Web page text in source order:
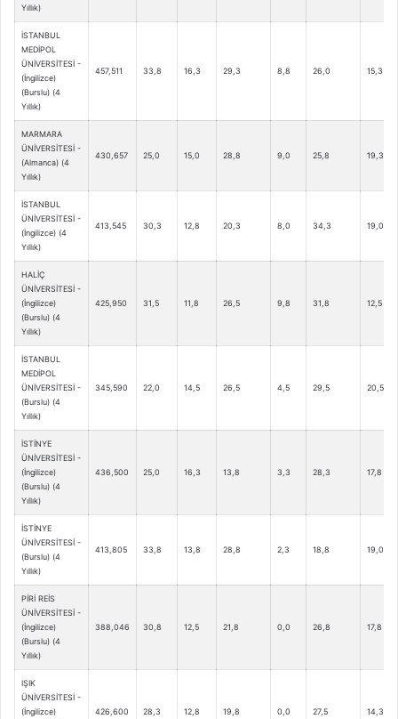
Yıllık)
İSTANBUL
MEDİPOL
ÜNİVERSİTESİ -
(İngilizce)
(Burslu) (4
Yıllık)
457,511 33,8 16,3 29,3 8,8 26,0 15,3
MARMARA
ÜNİVERSİTESİ -
(Almanca) (4
Yıllık)
430,657 25,0 15,0 28,8 9,0 25,8 19,3
İSTANBUL
ÜNİVERSİTESİ -
(İngilizce) (4
Yıllık)
413,545 30,3 12,8 20,3 8,0 34,3 19,0
HALİÇ
ÜNİVERSİTESİ -
(İngilizce)
(Burslu) (4
Yıllık)
425,950 31,5 11,8 26,5 9,8 31,8 12,5
İSTANBUL
MEDİPOL
ÜNİVERSİTESİ -
(Burslu) (4
Yıllık)
345,590 22,0 14,5 26,5 4,5 29,5 20,5
İSTİNYE
ÜNİVERSİTESİ -
(İngilizce)
(Burslu) (4
Yıllık)
436,500 25,0 16,3 13,8 3,3 28,3 17,8
İSTİNYE
ÜNİVERSİTESİ -
(Burslu) (4
Yıllık)
413,805 33,8 13,8 28,8 2,3 18,8 19,0
PİRİ REİS
ÜNİVERSİTESİ -
(İngilizce)
(Burslu) (4
Yıllık)
388,046 30,8 12,5 21,8 0,0 26,8 17,8
IŞIK
ÜNİVERSİTESİ -
(İngilizce)
426,600 28,3 12,8 19,8 0,0 27,5 14,3